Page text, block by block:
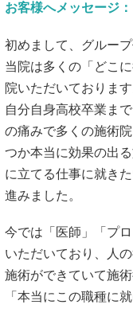
お客様へメッセージ：
初めまして、グループ
当院は多くの「どこ
院いただいております
自分自身高校卒業ま
の痛みで多くの施術
つか本当に効果の出
に立てる仕事に就き
進みました。
今では「医師」「プ
いただいており、人
施術ができていて施
「本当にこの職種に